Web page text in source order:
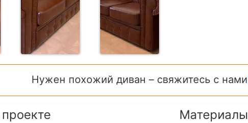
Нужен похожий диван – свяжитесь с нами
Материалы